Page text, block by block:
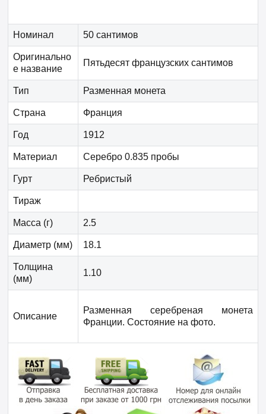
Номинал 50 сантимов
Оригинально
е название
Пятьдесят французских сантимов
Тип Разменная монета
Страна Франция
Год 1912
Материал Серебро 0.835 пробы
Гурт Ребристый
Тираж
Масса (г) 2.5
Диаметр (мм) 18.1
Толщина
(мм)
1.10
Описание
Разменная серебреная монета
Франции. Состояние на фото.